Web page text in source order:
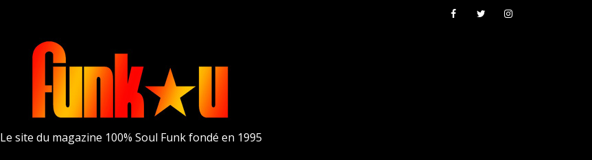
Le site du magazine 100% Soul Funk fondé en 1995